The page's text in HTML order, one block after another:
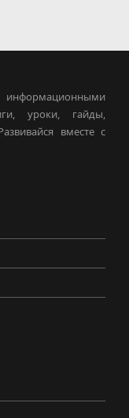
уроки, гайды,
вместе с